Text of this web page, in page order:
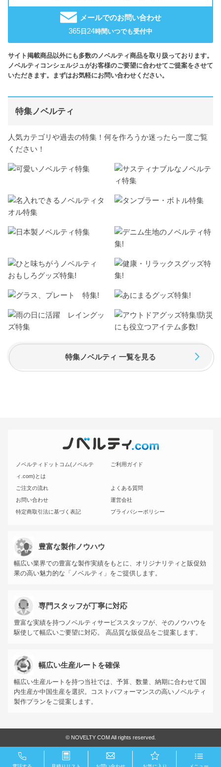
メールでのお問い合わせ
365 日 24時間いつでも受付中
サイト掲載商品以外にも多数のノベルティ商品を取り扱っております。
ノベルティコンシェルジュがお客様のご要望に合わせてご提案をさせて
いただきます。まずはお気軽にお問い合わせください。
特集ノベルティ
人気カテゴリや過去の特集！何を作ろうか迷ったら一度ご覧
ください！
特集ノベルティ 一覧を見る
ノベルティドットコム(ノベルテ
ィ.com)とは
ご利用ガイド
ご注文の流れ
よくある質問
お問い合わせ
運営会社
特定商取引法に基づく表記
プライバシーポリシー
豊富な製作ノウハウ
幅広い業界での豊富な製作実績をもとに、オリジナリティと販促効
果の高い魅力的な「ノベルティ」をご提供します。
専門スタッフが丁寧に対応
豊富な実績を持つノベルティサービススタッフが、そのノウハウを
駆使して幅広いご要望に対応。 高品質な販促品をご提案します。
幅広い生産ルートを確保
幅広い生産ルートを持つ当社では、予算、数量、納期に合わせて国
内生産か中国生産を選択。コストパフォーマンスの高いノベルティ
製作プランをご提案します。
© NOVELTY COM All rights reserved.